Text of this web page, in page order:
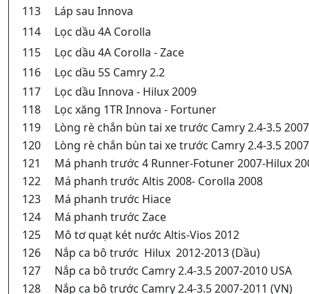
113
Láp sau Innova
114
Lọc dầu 4A Corolla
115
Lọc dầu 4A Corolla - Zace
116
Lọc dầu 5S Camry 2.2
117
Lọc dầu Innova - Hilux 2009
118
Lọc xăng 1TR Innova - Fortuner
119
Lòng rè chắn bùn tai xe trước Camry 2.4-3.5
120
Lòng rè chắn bùn tai xe trước Camry 2.4-3.5
121
Má phanh trước 4 Runner-Fotuner 2007-Hilux
122
Má phanh trước Altis 2008- Corolla 2008
123
Má phanh trước Hiace
124
Má phanh trước Zace
125
Mô tơ quạt két nước Altis-Vios 2012
126
Nắp ca bô trước Hilux 2012-2013 (Dầu)
127
Nắp ca bô trước Camry 2.4-3.5 2007-2010 USA
128
Nắp ca bô trước Camry 2.4-3.5 2007-2011 (VN)